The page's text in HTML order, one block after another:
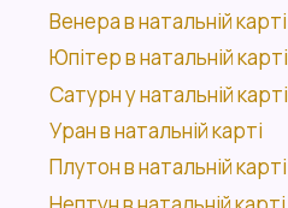
Венера в натальній карті
Юпітер в натальній карті
Сатурн у натальній карті
Уран в натальній карті
Плутон в натальній карті